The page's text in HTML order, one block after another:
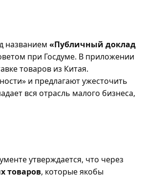
названием «Публичный доклад
при Госдуме. В приложении
товаров из Китая.
и предлагают ужесточить
вся отрасль малого бизнеса,
утверждается, что через
товаров, которые якобы